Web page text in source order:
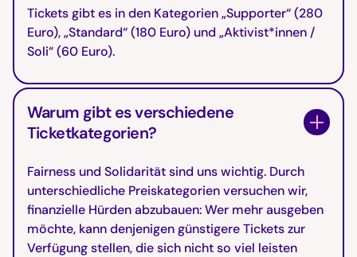
Tickets gibt es in den Kategorien „Supporter“ (280
Euro), „Standard“ (180 Euro) und „Aktivist*innen /
Soli“ (60 Euro).
Warum gibt es verschiedene
Ticketkategorien?
Fairness und Solidarität sind uns wichtig. Durch
unterschiedliche Preiskategorien versuchen wir,
finanzielle Hürden abzubauen: Wer mehr ausgeben
möchte, kann denjenigen günstigere Tickets zur
Verfügung stellen, die sich nicht so viel leisten